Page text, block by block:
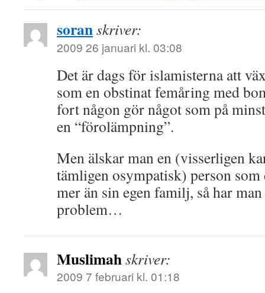
soranskriver:
2009 26 januari kl. 03:08
Det är dags för islamisterna att
som en obstinat femåring med
fort någon gör något som på
en “förolämpning”.
Men älskar man en (visserligen
tämligen osympatisk) person
mer än sin egen familj, så har
problem…
Muslimahskriver:
2009 7 februari kl. 01:18